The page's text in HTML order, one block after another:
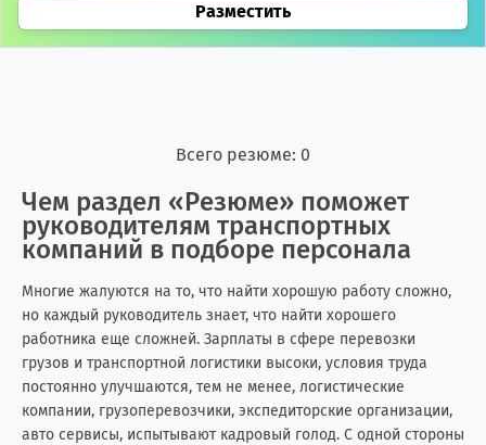
Разместить
Всего резюме: 0
Чем раздел «Резюме» поможет
руководителям транспортных
компаний в подборе персонала
Многие жалуются на то, что найти хорошую работу сложно,
но каждый руководитель знает, что найти хорошего
работника еще сложней. Зарплаты в сфере перевозки
грузов и транспортной логистики высоки, условия труда
постоянно улучшаются, тем не менее, логистические
компании, грузоперевозчики, экспедиторские организации,
авто сервисы, испытывают кадровый голод. С одной стороны